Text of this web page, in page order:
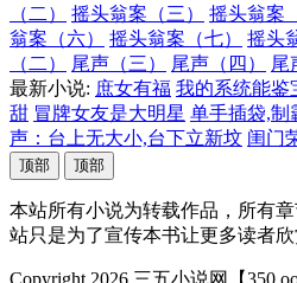
（二）
摇头翁案（三） 摇头翁案
翁案（六）
摇头翁案（七） 摇头
（二）
尾声（三） 尾声（四） 尾
最新小说: 庶女有福 我的系统能鉴
甜 冒牌女友是大明星 单手插袋,制
声：台上无大小,台下立新坟 闺门
顶部 顶部
本站所有小说为转载作品，所有
站只是为了宣传本书让更多读者欣
Copyright 2026 三五小说网【